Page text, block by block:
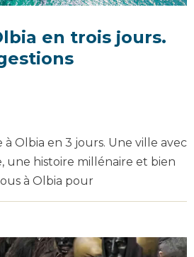
en trois jours.
Olbia en 3 jours. Une ville avec
une histoire millénaire et bien
à Olbia pour